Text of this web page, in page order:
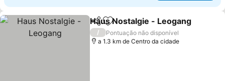
PartilharAdicionar aos favoritos
Haus Nostalgie - Leogang
/
Pontuação não disponível
a 1.3 km de Centro da cidade